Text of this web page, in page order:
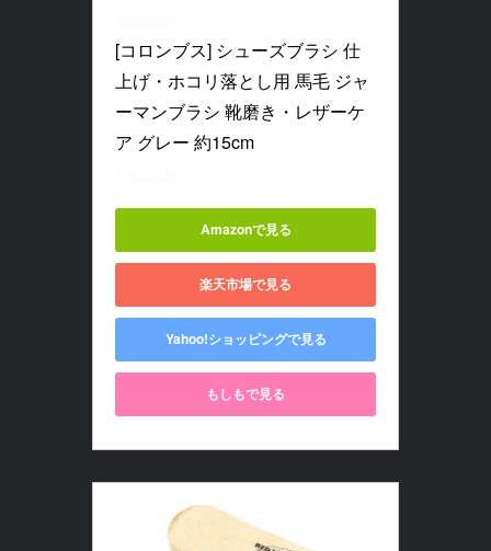
[コロンブス] シューズブラシ 仕
上げ・ホコリ落とし用 馬毛 ジャ
ーマンブラシ 靴磨き・レザーケ
ア グレー 約15cm
Amazonで見る
楽天市場で見る
Yahoo!ショッピングで見る
もしもで見る